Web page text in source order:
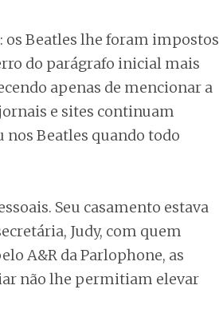
Beatles lhe foram impostos
do parágrafo inicial mais
apenas de mencionar a
e sites continuam
Beatles quando todo
Seu casamento estava
Judy, com quem
A&R da Parlophone, as
não lhe permitiam elevar